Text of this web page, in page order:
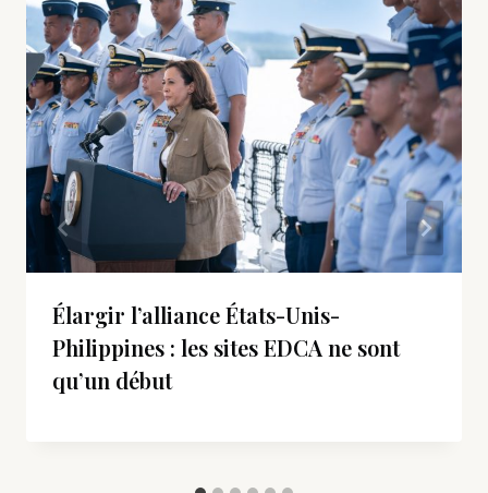
Élargir l’alliance États-Unis-
Philippines : les sites EDCA ne sont
qu’un début